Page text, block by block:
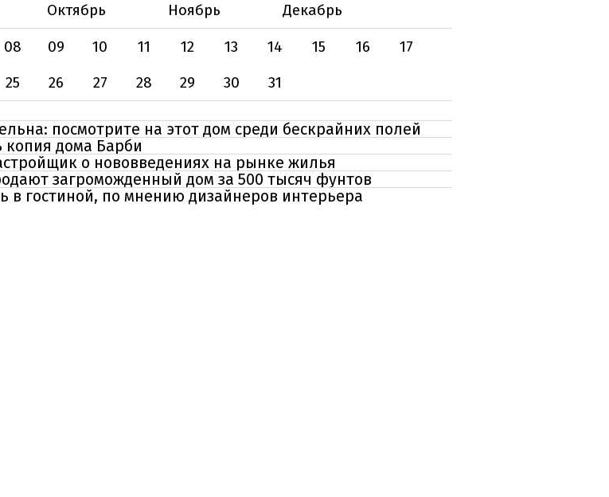
Октябрь Ноябрь
Декабрь
08 09 10 11 12 13 14 15 16
17
25 26 27 28 29 30 31
посмотрите на этот дом среди бескрайних полей
копия дома Барби
о нововведениях на рынке жилья
загроможденный дом за 500 тысяч фунтов
в гостиной, по мнению дизайнеров интерьера